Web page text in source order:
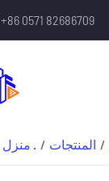
+86 0571 82686709
منزل . المنتجات